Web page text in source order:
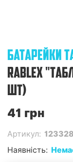
БАТАРЕЙКИ
RABLEX
ШТ)
41 грн
Артикул: 123328
Наявність: